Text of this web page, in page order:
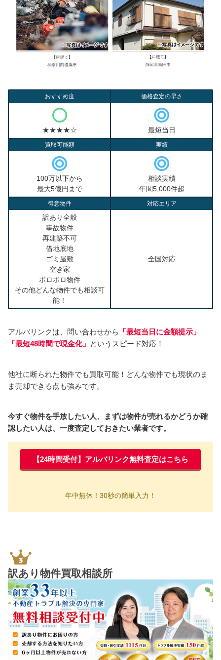
おすすめ度
★★★★☆
価格査定の早さ
最短当日
買取可能額
100万以下から
最大5億円まで
実績
相談実績
年間5,000件超
得意物件
訳あり全般
事故物件
再建築不可
借地底地
ゴミ屋敷
空き家
ボロボロ物件
その他どんな物件でも相談可
能！
対応エリア
全国対応
アルバリンクは、問い合わせから 「最短当日に金額提示 」
「最短48時間で現金化」 というスピード対応！
他社に断られた物件でも買取可能！どんな物件でも現状のま
ま売却できる点も強みです。
今すぐ物件を手放したい人、まずは物件が売れるかどうか確
認したい人は、一度査定しておきたい業者です。
【24時間受付】アルバリンク無料査定はこちら
年中無休！30秒の簡単入力！
訳あり物件買取相談所